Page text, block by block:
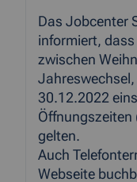
Das Jobcenter
informiert,
zwischen
30.12.2022
Öffnungszeiten
gelten.
Auch
Webseite